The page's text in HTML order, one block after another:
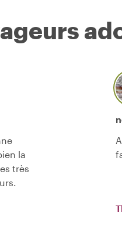
la
très